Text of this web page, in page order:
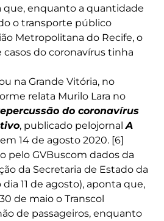
que, enquanto a quantidade
o transporte público
Metropolitana do Recife, o
do coronavírus tinha
na Grande Vitória, no
relata Murilo Lara no
do coronavírus
, publicado pelojornalA
em 14 de agosto 2020. [6]
pelo GVBuscom dados da
da Secretaria de Estado da
11 de agosto), aponta que,
de maio o Transcol
de passageiros, enquanto